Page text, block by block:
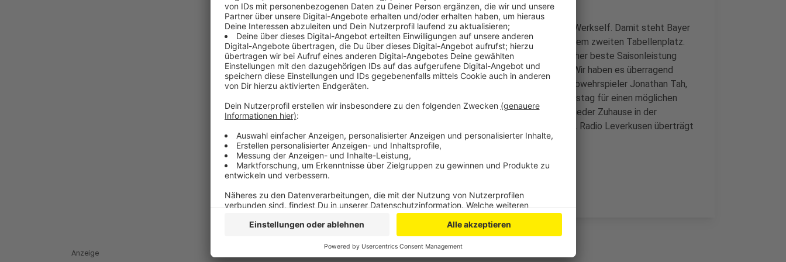
Robert Andrich und Moussa Diaby sorgten dabei für die Tore der Werkself. Damit steht Bayer
04 in der Königsklasse in der Gruppe B nach zwei Spieltagen auf dem zweiten Tabellenplatz.
Dass ausgerechnet gegen den vielleicht stärksten Gegner die bisher beste Saisonleistung
gelang, werteten alle Beteiligten als Indiz für eine Trendwende. "Wir haben es überragend
gemacht. Ich bin extrem stolz auf die Mannschaft", schwärmte Abwehrspieler Jonathan Tah,
"das gibt sehr viel Energie". Die könnte Bayer 04 kommenden Samstag für einen möglichen
ersten Saisonsieg in der Bundesliga nutzen. Die Werkself spielt wieder Zuhause in der
BayArena und empfängt Werder Bremen. Anstoß ist um 15 Uhr 30. Radio Leverkusen überträgt
die Partie aus der BayArena live.
Anzeige
Anzeige